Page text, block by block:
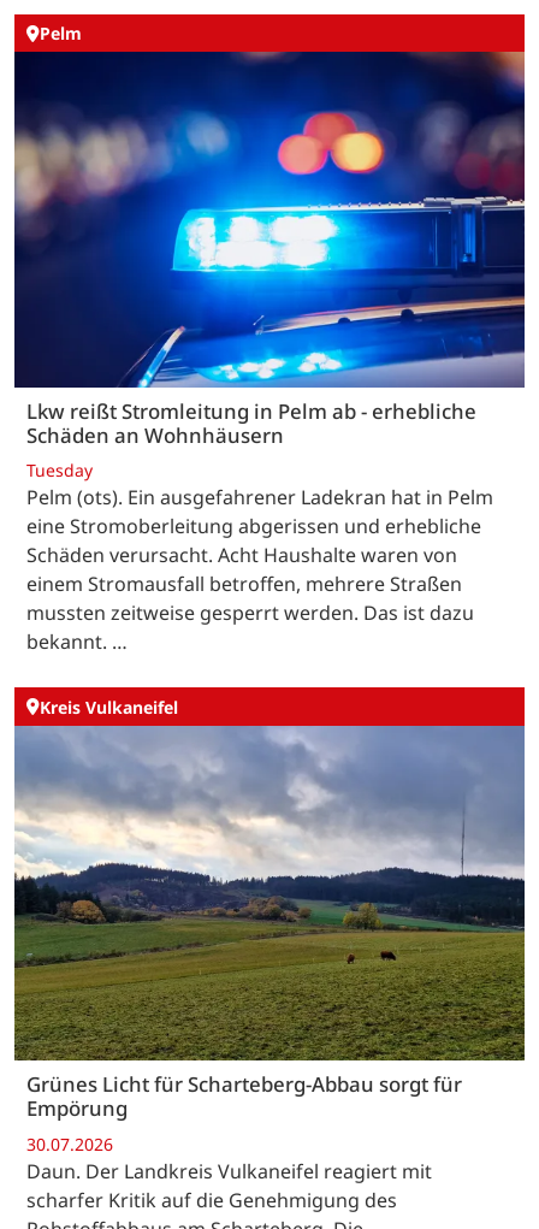
Pelm
Lkw reißt Stromleitung in Pelm ab - erhebliche
Schäden an Wohnhäusern
Tuesday
Pelm (ots). Ein ausgefahrener Ladekran hat in Pelm
eine Stromoberleitung abgerissen und erhebliche
Schäden verursacht. Acht Haushalte waren von
einem Stromausfall betroffen, mehrere Straßen
mussten zeitweise gesperrt werden. Das ist dazu
bekannt. …
Kreis Vulkaneifel
Grünes Licht für Scharteberg-Abbau sorgt für
Empörung
30.07.2026
Daun. Der Landkreis Vulkaneifel reagiert mit
scharfer Kritik auf die Genehmigung des